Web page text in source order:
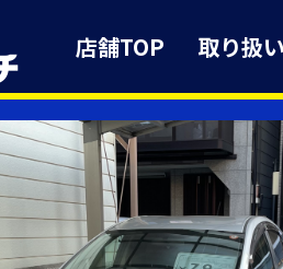
店舗TOP 取り扱